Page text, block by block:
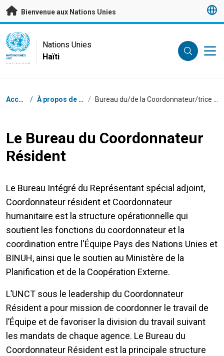
Passer au contenu principal
Bienvenue aux Nations Unies
UN Logo
NATIONS UNIES
HAÏTI
Nations Unies
Haïti
Fil d'Ariane
Accueil / À propos de nous /
Le Bureau du Coordonnateur
Résident
Le Bureau Intégré du Représentant spécial adjoint,
Coordonnateur résident et Coordonnateur
humanitaire est la structure opérationnelle qui
soutient les fonctions du coordonnateur et la
coordination entre l'Équipe Pays des Nations Unies et
BINUH, ainsi que le soutien au Ministère de la
Planification et de la Coopération Externe.
L’UNCT sous le leadership du Coordonnateur
Résident a pour mission de coordonner le travail de
l’Équipe et de favoriser la division du travail suivant
les mandats de chaque agence. Le Bureau du
Coordonnateur Résident est la principale structure